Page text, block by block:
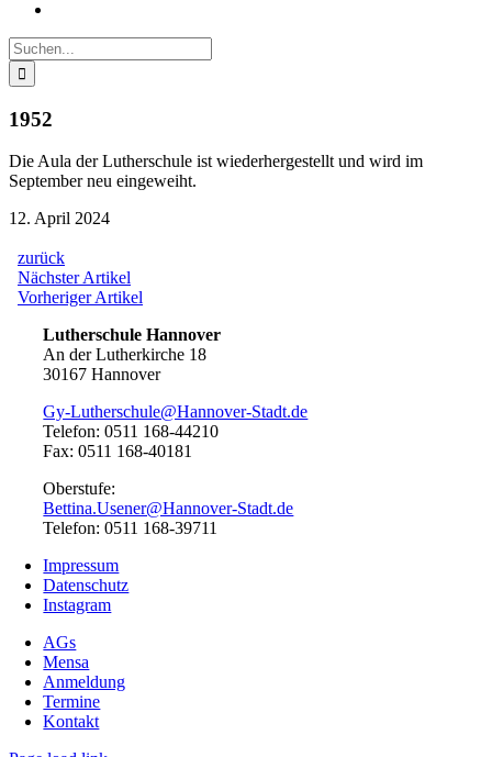
Suche
nach:
1952
Die Aula der Lutherschule ist wiederhergestellt und wird im
September neu eingeweiht.
12. April 2024
zurück
Beitragsnavigation
Nächster Artikel
Artikel:
Vorheriger Artikel
Lutherschule Hannover
An der Lutherkirche 18
30167 Hannover
Gy-Lutherschule@Hannover-Stadt.de
Telefon: 0511 168-44210
Fax: 0511 168-40181
Oberstufe:
Bettina.Usener@Hannover-Stadt.de
Telefon: 0511 168-39711
Impressum
Datenschutz
Instagram
AGs
Mensa
Anmeldung
Termine
Kontakt